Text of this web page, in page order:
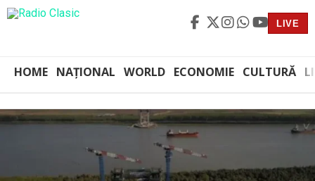
LIVE
HOME NAȚIONAL WORLD ECONOMIE CULTURĂ